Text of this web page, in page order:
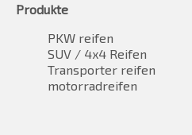
Produkte
PKW reifen
SUV / 4x4 Reifen
Transporter reifen
motorradreifen